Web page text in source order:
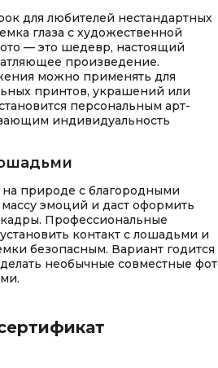
для любителей нестандартных
глаза с художественной
— это шедевр, настоящий
произведение.
можно применять для
принтов, украшений или
персональным арт-
индивидуальность
природе с благородными
эмоций и даст оформить
Профессиональные
контакт с лошадьми и
безопасным. Вариант годится
необычные совместные